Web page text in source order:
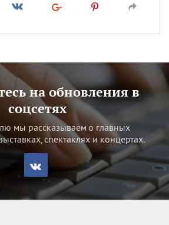
на обновления в
соцсетях
мы рассказываем о главных
спектаклях и концертах.